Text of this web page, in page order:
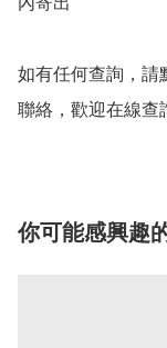
如有任何查詢，請
你可能感興趣